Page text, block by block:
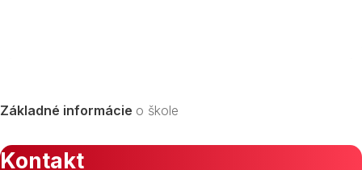
Základné informácie o škole
Kontakt